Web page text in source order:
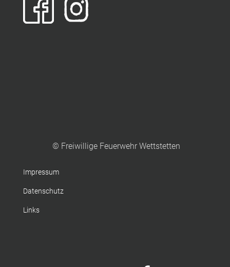
© Freiwillige Feuerwehr Wettstetten
Impressum
Datenschutz
Links